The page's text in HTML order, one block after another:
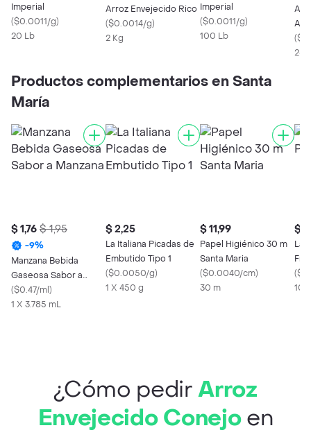
Imperial
($0.0011/g)
20 Lb
Arroz Envejecido Rico
($0.0014/g)
2 Kg
Imperial
($0.0011/g)
100 Lb
(
25
Productos complementarios en Santa
María
$ 1,76 $ 1,95
-9%
Manzana Bebida
Gaseosa Sabor a
Manzana
($0.47/ml)
1 X 3.785 mL
$ 2,25
La Italiana Picadas de
Embutido Tipo 1
($0.0050/g)
1 X 450 g
$ 11,99
Papel Higiénico 30 m
Santa Maria
($0.0040/cm)
30 m
$
(
¿Cómo pedirArroz
Envejecido Conejoen